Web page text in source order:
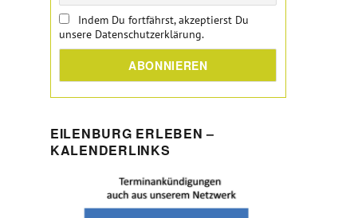
Indem Du fortfährst, akzeptierst Du
unsere Datenschutzerklärung.
EILENBURG ERLEBEN –
KALENDERLINKS